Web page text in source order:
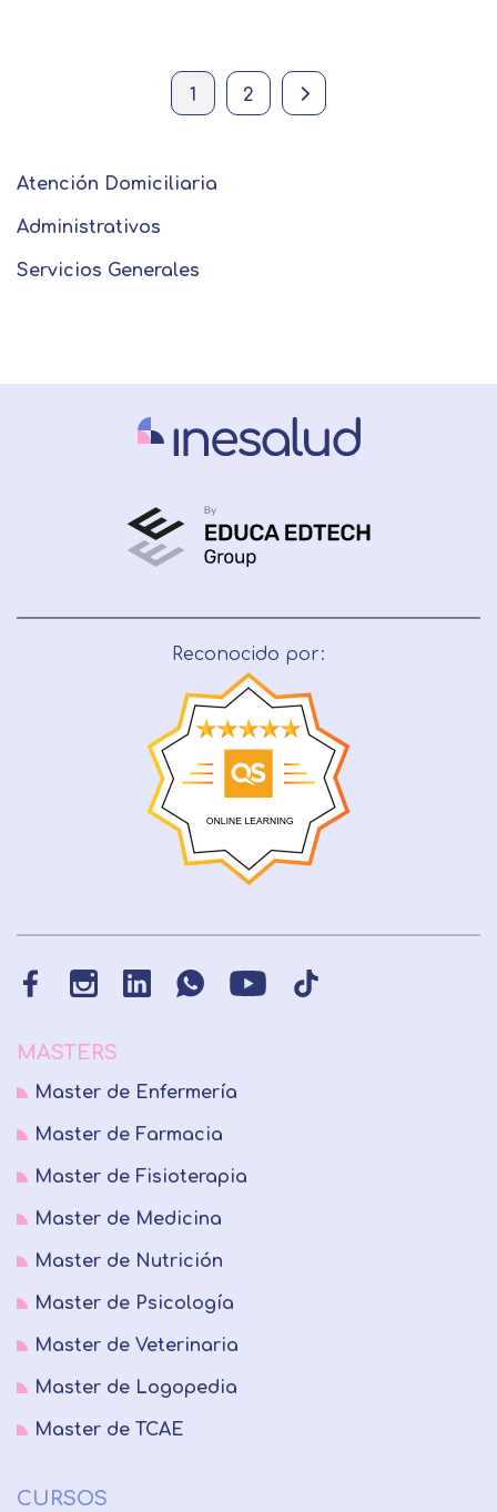
Current page
1 Página
2 Next page
Atención Domiciliaria
Administrativos
Servicios Generales
Reconocido por:
MASTERS
Master de Enfermería
Master de Farmacia
Master de Fisioterapia
Master de Medicina
Master de Nutrición
Master de Psicología
Master de Veterinaria
Master de Logopedia
Master de TCAE
CURSOS